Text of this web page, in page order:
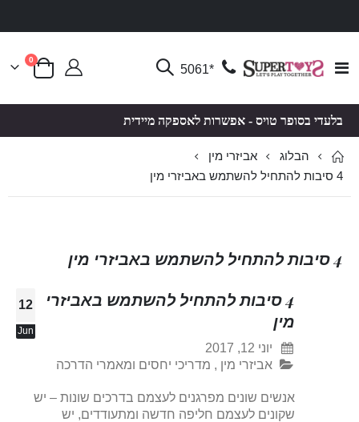
Toggle
*5061 סל קניות
0פריטים
בלעדי בסופר טויס - אפשרות לאספקה מיידית
הבלוג
אביזרי מין
4 סיבות להתחיל להשתמש באביזרי מין
4 סיבות להתחיל להשתמש באביזרי מין
12
Jun
4 סיבות להתחיל להשתמש באביזרי
מין
יוני 12, 2017
אביזרי מין , מדריכי יחסים ומאמרי הדרכה
אנשים שונים מפרגנים לעצמם בדרכים שונות – יש
שקונים לעצמם חליפה חדשה ומתעודדים, יש